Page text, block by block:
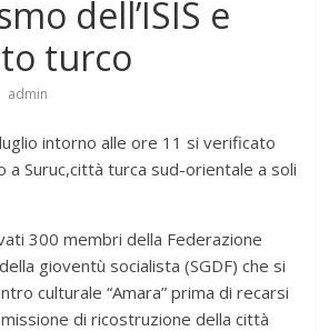
dell’ISIS e
turco
admin
intorno alle ore 11 si verificato
Suruc,città turca sud-orientale a soli
300 membri della Federazione
gioventù socialista (SGDF) che si
culturale “Amara” prima di recarsi
di ricostruzione della città